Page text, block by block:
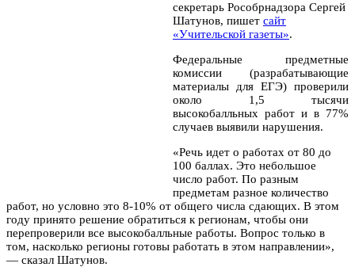
секретарь Рособрнадзора Сергей
Шатунов, пишет сайт
«Учительской газеты».
Федеральные предметные
комиссии (разрабатывающие
материалы для ЕГЭ) проверили
около 1,5 тысячи
высокобалльных работ и в 77%
случаев выявили нарушения.
«Речь идет о работах от 80 до
100 баллах. Это небольшое
число работ. По разным
предметам разное количество
работ, но условно это 8-10% от общего числа сдающих. В этом
году принято решение обратиться к регионам, чтобы они
перепроверили все высокобалльные работы. Вопрос только в
том, насколько регионы готовы работать в этом направлении»,
— сказал Шатунов.